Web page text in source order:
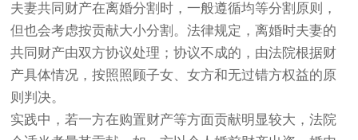
夫妻共同财产在离婚分割时，一般遵循均等分割原则，
但也会考虑按贡献大小分割。法律规定，离婚时夫妻的
共同财产由双方协议处理；协议不成的，由法院根据财
产具体情况，按照照顾子女、女方和无过错方权益的原
则判决。
实践中，若一方在购置财产等方面贡献明显较大，法院